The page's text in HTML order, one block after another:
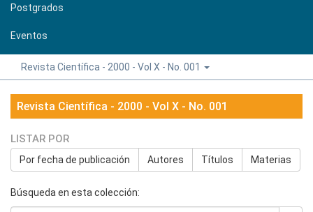
Postgrados
Eventos
Revista Científica - 2000 - Vol X - No. 001
Revista Científica - 2000 - Vol X - No. 001
LISTAR POR
Por fecha de publicación Autores Títulos Materias
Búsqueda en esta colección: